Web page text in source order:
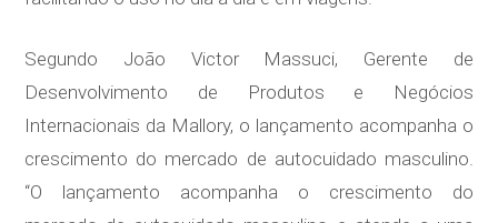
Segundo João Victor Massuci, Gerente de
Desenvolvimento de Produtos e Negócios
Internacionais da Mallory, o lançamento acompanha o
crescimento do mercado de autocuidado masculino.
“O lançamento acompanha o crescimento do